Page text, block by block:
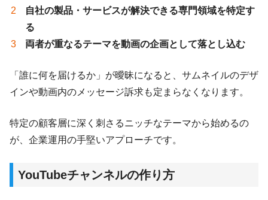
自社の製品・サービスが解決できる専門領域を特定す
る
両者が重なるテーマを動画の企画として落とし込む
「誰に何を届けるか」が曖昧になると、サムネイルのデザ
インや動画内のメッセージ訴求も定まらなくなります。
特定の顧客層に深く刺さるニッチなテーマから始めるの
が、企業運用の手堅いアプローチです。
YouTubeチャンネルの作り方